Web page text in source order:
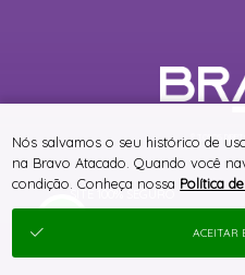
SITE 100% SEGURO
® TODOS
Nós salvamos o seu histórico de
na Bravo Atacado. Quando você
condição. Conheça nossa Política
ACEITAR